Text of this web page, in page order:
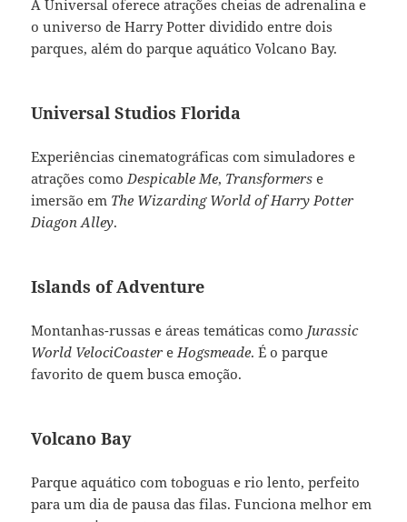
A Universal oferece atrações cheias de adrenalina e
o universo de Harry Potter dividido entre dois
parques, além do parque aquático Volcano Bay.
Universal Studios Florida
Experiências cinematográficas com simuladores e
atrações como Despicable Me, Transformers e
imersão em The Wizarding World of Harry Potter
Diagon Alley.
Islands of Adventure
Montanhas-russas e áreas temáticas como Jurassic
World VelociCoaster e Hogsmeade. É o parque
favorito de quem busca emoção.
Volcano Bay
Parque aquático com toboguas e rio lento, perfeito
para um dia de pausa das filas. Funciona melhor em